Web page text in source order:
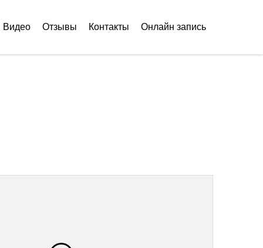
Видео Отзывы Контакты Онлайн запись